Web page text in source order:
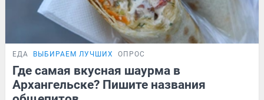
ЕДА ВЫБИРАЕМ ЛУЧШИХ ОПРОС
Где самая вкусная шаурма в
Архангельске? Пишите названия